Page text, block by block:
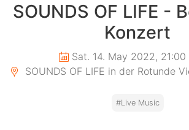
SOUNDS OF LIFE -
Konzert
Sat. 14. May 2022, 21:00
SOUNDS OF LIFE in der Rotunde
#Live Music